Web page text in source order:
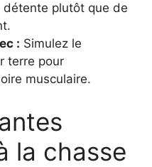
détente plutôt que de
: Simulez le
terre pour
musculaire.
la chasse